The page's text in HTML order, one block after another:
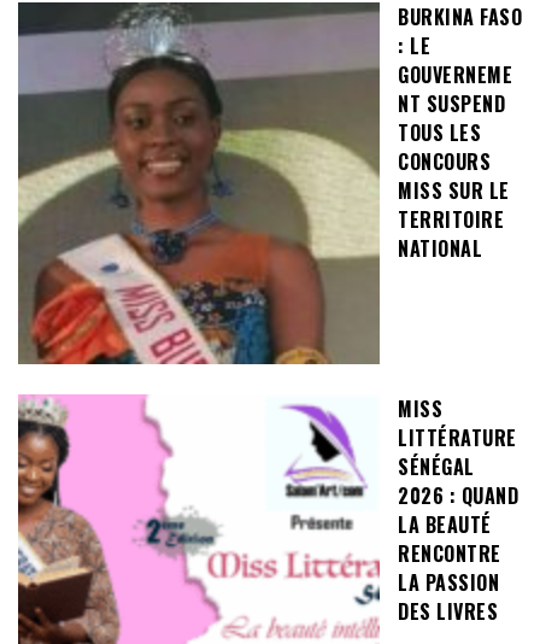
BURKINA FASO
: LE
GOUVERNEME
NT SUSPEND
TOUS LES
CONCOURS
MISS SUR LE
TERRITOIRE
NATIONAL
MISS
LITTÉRATURE
SÉNÉGAL
2026 : QUAND
LA BEAUTÉ
RENCONTRE
LA PASSION
DES LIVRES